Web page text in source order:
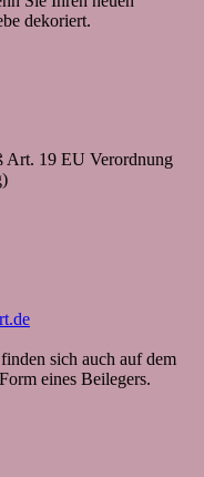
dekoriert.
Art. 19 EU Verordnung
sich auch auf dem
eines Beilegers.